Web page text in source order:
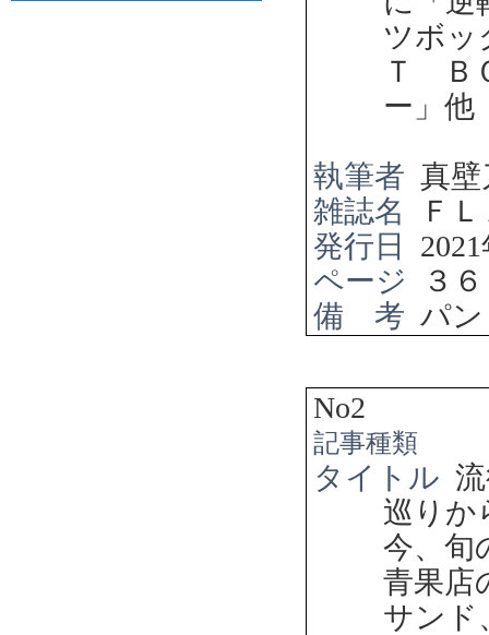
ツボッ
Ｔ Ｂ
ー」他
執筆者 真
雑誌名
Ｆ
発行日
2021
ページ
３
備 考 パ
No2
記事種類
タイトル
巡り
今、
青果店
サンド